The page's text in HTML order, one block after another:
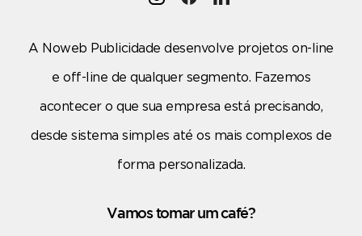
A Noweb Publicidade desenvolve projetos on-line
e off-line de qualquer segmento. Fazemos
acontecer o que sua empresa está precisando,
desde sistema simples até os mais complexos de
forma personalizada.
Vamos tomar um café?